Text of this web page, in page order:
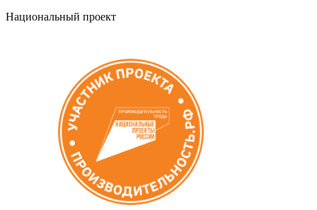
Национальный проект